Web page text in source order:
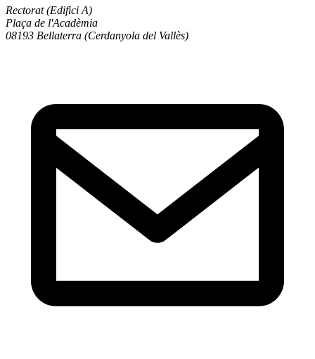
Rectorat (Edifici A)
Plaça de l'Acadèmia
08193 Bellaterra (Cerdanyola del Vallès)